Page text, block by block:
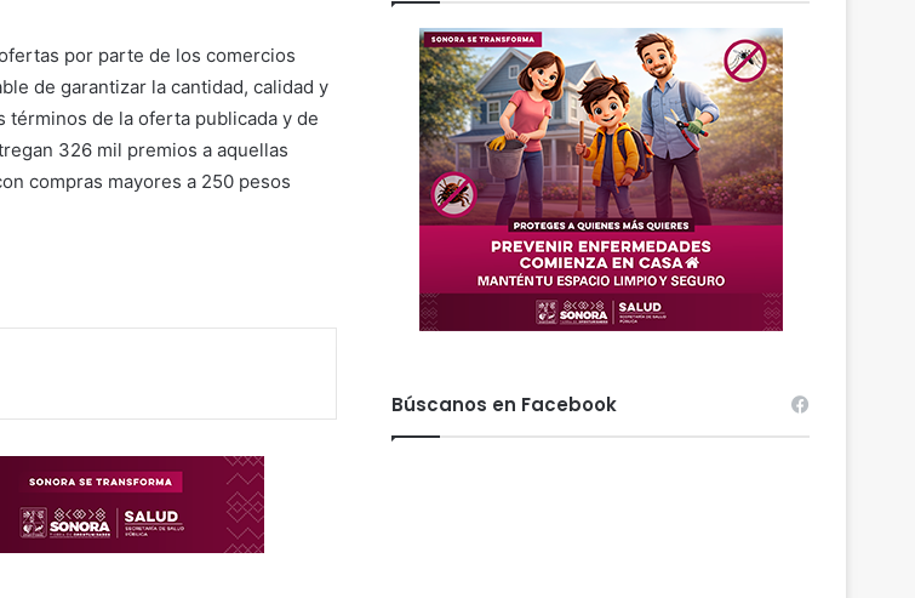
por parte de los comercios
de garantizar la cantidad, calidad y
de la oferta publicada y de
326 mil premios a aquellas
compras mayores a 250 pesos
Búscanos en Facebook